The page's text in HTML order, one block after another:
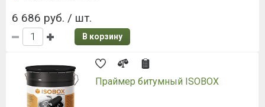
6 686 руб. / шт.
В корзину
Праймер битумный ISOBOX